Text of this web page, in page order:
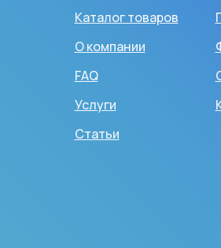
Каталог товаров
О компании
FAQ
Услуги
Статьи